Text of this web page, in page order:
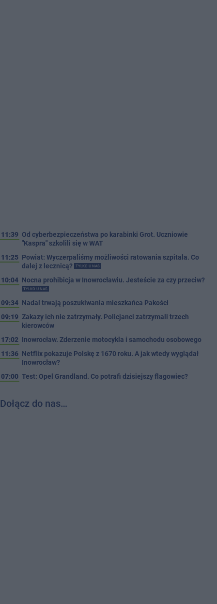
11:39 Od cyberbezpieczeństwa po karabinki Grot. Uczniowie
"Kaspra" szkolili się w WAT
11:25 Powiat: Wyczerpaliśmy możliwości ratowania szpitala. Co
dalej z lecznicą?
TYLKO U NAS
10:04 Nocna prohibicja w Inowrocławiu. Jesteście za czy przeciw?
TYLKO U NAS
09:34 Nadal trwają poszukiwania mieszkańca Pakości
09:19 Zakazy ich nie zatrzymały. Policjanci zatrzymali trzech
kierowców
17:02 Inowrocław. Zderzenie motocykla i samochodu osobowego
11:36 Netflix pokazuje Polskę z 1670 roku. A jak wtedy wyglądał
Inowrocław?
07:00 Test: Opel Grandland. Co potrafi dzisiejszy flagowiec?
Dołącz do nas…